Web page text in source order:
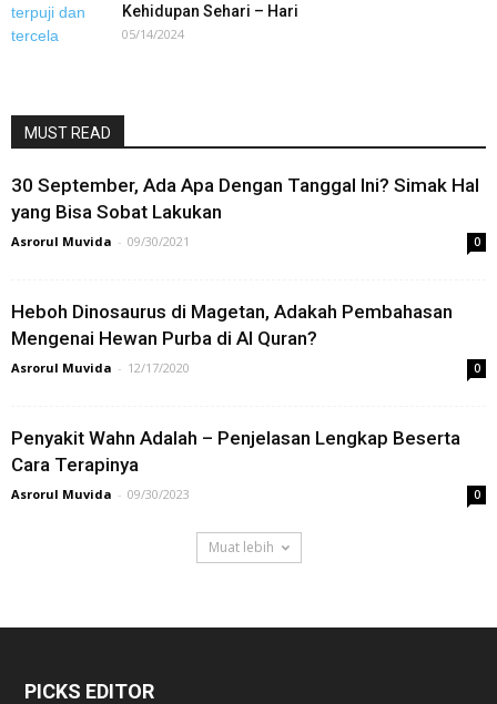
Kehidupan Sehari – Hari
05/14/2024
MUST READ
30 September, Ada Apa Dengan Tanggal Ini? Simak Hal
yang Bisa Sobat Lakukan
Asrorul Muvida - 09/30/2021 0
Heboh Dinosaurus di Magetan, Adakah Pembahasan
Mengenai Hewan Purba di Al Quran?
Asrorul Muvida - 12/17/2020 0
Penyakit Wahn Adalah – Penjelasan Lengkap Beserta
Cara Terapinya
Asrorul Muvida - 09/30/2023 0
Muat lebih
PICKS EDITOR